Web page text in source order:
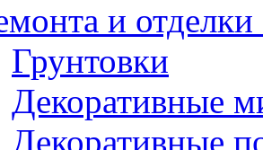
и отделки
Грунтовки
Декоративные
Декоративные